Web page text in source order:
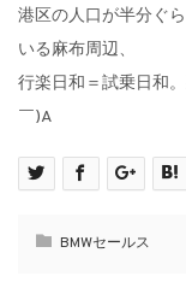
港区の人口が半分ぐ
いる麻布周辺、
行楽日和＝試乗日和
￣)A
BMWセールス